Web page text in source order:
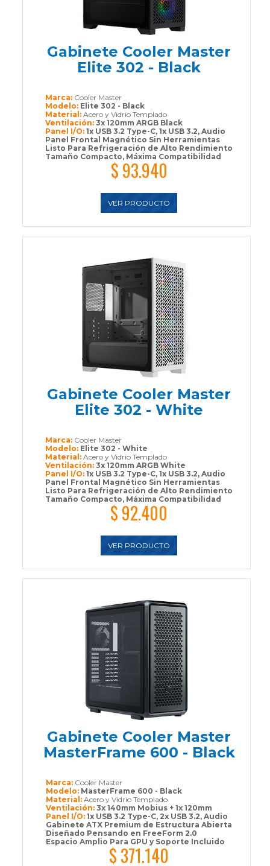
Gabinete Cooler Master
Elite 302 - Black
$ 93.940
VER PRODUCTO
Marca: Cooler Master
Modelo: Elite 302 - Black
Material:Acero y Vidrio Templado
Ventilación:3x 120mm ARGB Black
Panel I/O:1x USB 3.2 Type-C, 1x USB 3.2, Audio
Panel Frontal Magnético Sin Herramientas
Listo Para Refrigeración de Alto Rendimiento
Tamaño Compacto, Máxima Compatibilidad
Gabinete Cooler Master
Elite 302 - White
$ 92.400
VER PRODUCTO
Marca: Cooler Master
Modelo: Elite 302 - White
Material:Acero y Vidrio Templado
Ventilación:3x 120mm ARGB White
Panel I/O:1x USB 3.2 Type-C, 1x USB 3.2, Audio
Panel Frontal Magnético Sin Herramientas
Listo Para Refrigeración de Alto Rendimiento
Tamaño Compacto, Máxima Compatibilidad
Gabinete Cooler Master
MasterFrame 600 - Black
$ 371.140
Marca: Cooler Master
Modelo: MasterFrame 600 - Black
Material:Acero y Vidrio Templado
Ventilación:3x 140mm Mobius + 1x 120mm
Panel I/O:1x USB 3.2 Type-C, 2x USB 3.2, Audio
Gabinete ATX Premium de Estructura Abierta
Diseñado Pensando en FreeForm 2.0
Espacio Amplio Para GPU y Soporte Incluido